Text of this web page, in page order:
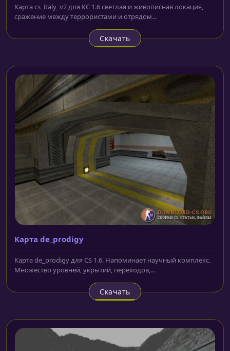
Карта cs_italy_v2 для КС 1.6 светлая и живописная локация,
сражение между террористами и отрядом...
Скачать
Карта de_prodigy
Карта de_prodigy для CS 1.6. Напоминает научный комплекс.
Множество уровней, укрытий, переходов,...
Скачать